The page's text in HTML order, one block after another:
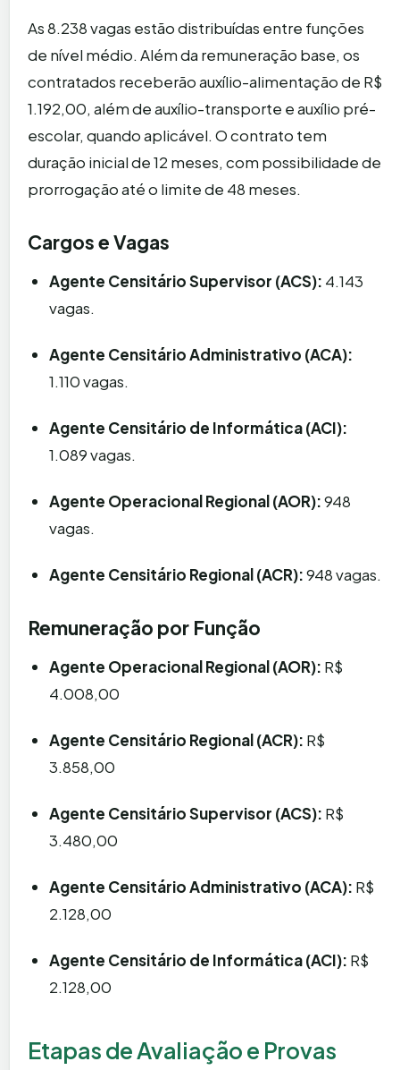
As 8.238 vagas estão distribuídas entre funções
de nível médio. Além da remuneração base, os
contratados receberão auxílio-alimentação de R$
1.192,00, além de auxílio-transporte e auxílio pré-
escolar, quando aplicável. O contrato tem
duração inicial de 12 meses, com possibilidade de
prorrogação até o limite de 48 meses.
Cargos e Vagas
Agente Censitário Supervisor (ACS): 4.143
vagas.
Agente Censitário Administrativo (ACA):
1.110 vagas.
Agente Censitário de Informática (ACI):
1.089 vagas.
Agente Operacional Regional (AOR):948
vagas.
Agente Censitário Regional (ACR):948 vagas.
Remuneração por Função
Agente Operacional Regional (AOR): R$
4.008,00
Agente Censitário Regional (ACR): R$
3.858,00
Agente Censitário Supervisor (ACS): R$
3.480,00
Agente Censitário Administrativo (ACA): R$
2.128,00
Agente Censitário de Informática (ACI): R$
2.128,00
Etapas de Avaliação e Provas